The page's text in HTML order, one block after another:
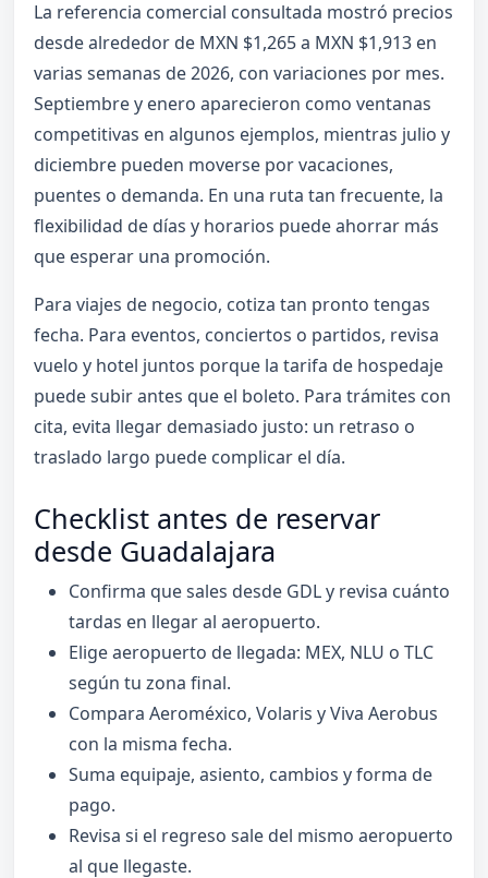
La referencia comercial consultada mostró precios
desde alrededor de MXN $1,265 a MXN $1,913 en
varias semanas de 2026, con variaciones por mes.
Septiembre y enero aparecieron como ventanas
competitivas en algunos ejemplos, mientras julio y
diciembre pueden moverse por vacaciones,
puentes o demanda. En una ruta tan frecuente, la
flexibilidad de días y horarios puede ahorrar más
que esperar una promoción.
Para viajes de negocio, cotiza tan pronto tengas
fecha. Para eventos, conciertos o partidos, revisa
vuelo y hotel juntos porque la tarifa de hospedaje
puede subir antes que el boleto. Para trámites con
cita, evita llegar demasiado justo: un retraso o
traslado largo puede complicar el día.
Checklist antes de reservar
desde Guadalajara
Confirma que sales desde GDL y revisa cuánto
tardas en llegar al aeropuerto.
Elige aeropuerto de llegada: MEX, NLU o TLC
según tu zona final.
Compara Aeroméxico, Volaris y Viva Aerobus
con la misma fecha.
Suma equipaje, asiento, cambios y forma de
pago.
Revisa si el regreso sale del mismo aeropuerto
al que llegaste.